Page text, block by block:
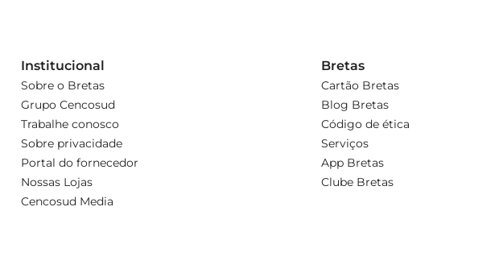
Institucional
Sobre o Bretas
Grupo Cencosud
Trabalhe conosco
Sobre privacidade
Portal do fornecedor
Nossas Lojas
Cencosud Media
Bretas
Cartão Bretas
Blog Bretas
Código de ética
Serviços
App Bretas
Clube Bretas